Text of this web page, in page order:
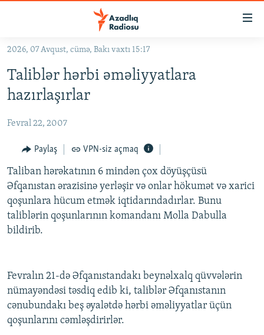
Əsas
qayıt
Əsas
naviqasiyaya
qayıt
KORRUPSIOMETR
#ƏSLINDƏ
FƏRQƏ BAX
QANUNI DOĞRU
ARAŞDIRMA
MULTIMEDIA
VIDEO
İNFOQRAFIKA
KARIKATURA
RADIO ARXIV
AZƏRBAYCAN ƏDƏBIYYATI KITABXANASI
İSLAM VƏ DEMOKRATIYA
İZ - MƏDƏNIYYƏT PROQRAMI
MISSIYAMIZ
PEŞƏ ETIKASI VƏ JURNALISTIKA STANDARTLARIMIZ
MATERIALLARIMIZDAN ISTIFADƏ
BIZI IZLƏ
2026, 07 Avqust, cümə, Bakı vaxtı 15:17
Taliblər hərbi əməliyyatlara
hazırlaşırlar
Fevral 22, 2007
Paylaş VPN-siz açmaq
Taliban hərəkatının 6 mindən çox döyüşçüsü
Əfqanıstan ərazisinə yerləşir və onlar hökumət və xarici
qoşunlara hücum etmək iqtidarındadırlar. Bunu
taliblərin qoşunlarının komandanı Molla Dabulla
bildirib.
Fevralın 21-də Əfqanıstandakı beynəlxalq qüvvələrin
nümayəndəsi təsdiq edib ki, taliblər Əfqanıstanın
cənubundakı beş əyalətdə hərbi əməliyyatlar üçün
qoşunlarını cəmləşdirirlər.